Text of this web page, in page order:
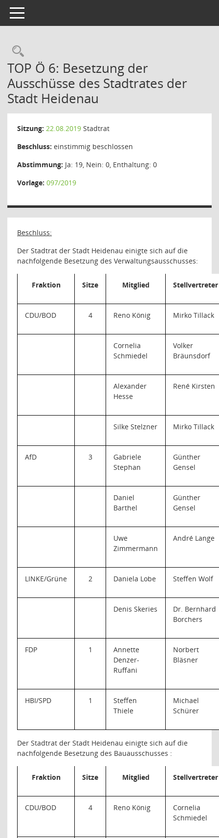
Toggle navigation
Rechercheauswahl
TOP Ö 6: Besetzung der
Ausschüsse des Stadtrates der
Stadt Heidenau
Sitzung: 22.08.2019 Stadtrat
Beschluss: einstimmig beschlossen
Abstimmung: Ja: 19, Nein: 0, Enthaltung: 0
Vorlage: 097/2019
Beschluss:
Der Stadtrat der Stadt Heidenau einigte sich auf die
nachfolgende Besetzung des Verwaltungsausschusses:
Fraktion Sitze Mitglied Stellvertreter
CDU/BOD 4 Reno König Mirko Tillack
Cornelia
Schmiedel
Volker
Bräunsdorf
Alexander
Hesse
René Kirsten
Silke Stelzner Mirko Tillack
AfD 3
Gabriele
Stephan
Günther
Gensel
Daniel
Barthel
Günther
Gensel
Uwe
Zimmermann
André Lange
LINKE/Grüne 2 Daniela Lobe Steffen Wolf
Denis Skeries
Dr. Bernhard
Borchers
FDP 1
Annette
Denzer-
Ruffani
Norbert
Bläsner
HBI/SPD 1
Steffen
Thiele
Michael
Schürer
Der Stadtrat der Stadt Heidenau einigte sich auf die
nachfolgende Besetzung des Bauausschusses :
Fraktion Sitze Mitglied Stellvertreter
CDU/BOD 4 Reno König
Cornelia
Schmiedel